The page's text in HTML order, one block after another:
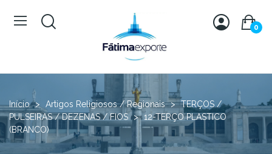
0
Início Artigos Religiosos / Regionais
TERÇOS /
PULSEIRAS / DEZENAS / FIOS
12-TERÇO PLASTICO
(BRANCO)